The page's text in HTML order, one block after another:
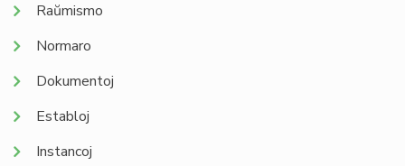
Raŭmismo
Normaro
Dokumentoj
Establoj
Instancoj